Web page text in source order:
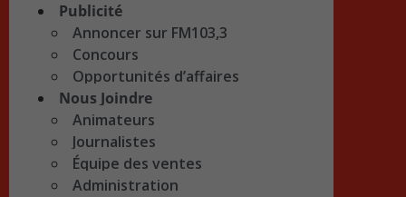
Publicité
Annoncer sur FM103,3
Concours
Opportunités d’affaires
Nous Joindre
Animateurs
Journalistes
Équipe des ventes
Administration